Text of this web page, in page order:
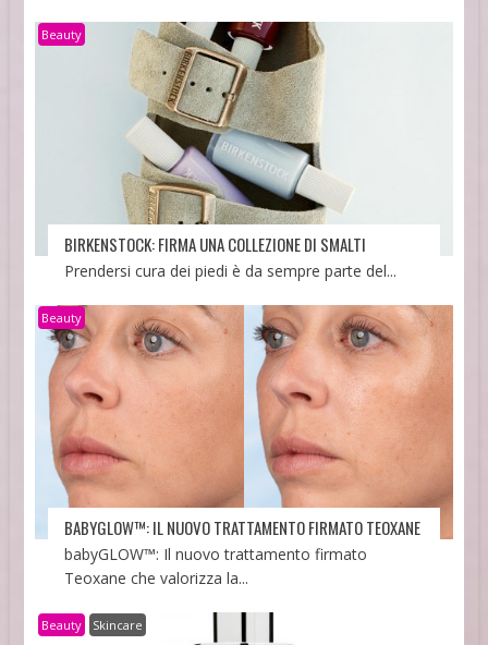
Beauty
BIRKENSTOCK: FIRMA UNA COLLEZIONE DI SMALTI
Prendersi cura dei piedi è da sempre parte del...
Beauty
BABYGLOW™: IL NUOVO TRATTAMENTO FIRMATO TEOXANE
babyGLOW™: Il nuovo trattamento firmato
Teoxane che valorizza la...
Beauty Skincare